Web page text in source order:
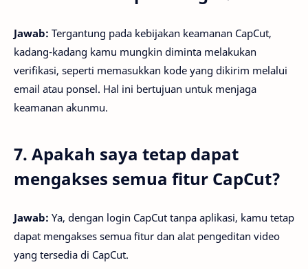
Jawab: Tergantung pada kebijakan keamanan CapCut,
kadang-kadang kamu mungkin diminta melakukan
verifikasi, seperti memasukkan kode yang dikirim melalui
email atau ponsel. Hal ini bertujuan untuk menjaga
keamanan akunmu.
7. Apakah saya tetap dapat
mengakses semua fitur CapCut?
Jawab: Ya, dengan login CapCut tanpa aplikasi, kamu tetap
dapat mengakses semua fitur dan alat pengeditan video
yang tersedia di CapCut.